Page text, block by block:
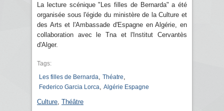
La lecture scénique "Les filles de Bernarda" a été
organisée sous l'égide du ministère de la Culture et
des Arts et l'Ambassade d'Espagne en Algérie, en
collaboration avec le Tna et l'Institut Cervantès
d'Alger.
Tags:
Les filles de Bernarda
Théatre
Federico Garcia Lorca Algérie Espagne
Culture Théâtre